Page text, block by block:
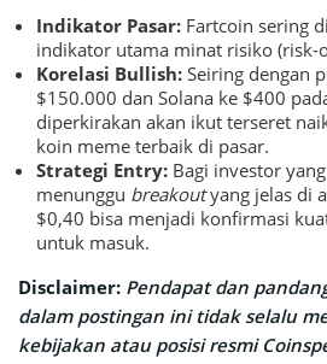
Indikator Pasar: Fartcoin sering
indikator utama minat risiko (risk-
Korelasi Bullish: Seiring dengan
$150.000 dan Solana ke $400
diperkirakan akan ikut terseret
koin meme terbaik di pasar.
Strategi Entry: Bagi investor
menunggu breakoutyang jelas di
$0,40 bisa menjadi konfirmasi
untuk masuk.
Disclaimer: Pendapat dan
dalam postingan ini tidak selalu
kebijakan atau posisi resmi